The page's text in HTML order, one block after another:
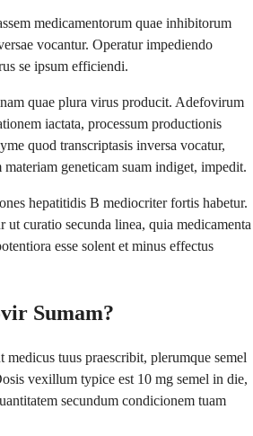
medicamentorum quae inhibitorum
vocantur. Operatur impediendo
se ipsum efficiendi.
quae plura virus producit. Adefovirum
iactata, processum productionis
quod transcriptasis inversa vocatur,
geneticam suam indiget, impedit.
hepatitidis B mediocriter fortis habetur.
ut curatio secunda linea, quia medicamenta
esse solent et minus effectus
Sumam?
medicus tuus praescribit, plerumque semel
vexillum typice est 10 mg semel in die,
secundum condicionem tuam